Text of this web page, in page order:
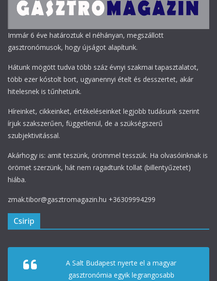
Immár 6 éve határoztuk el néhányan, megszállott
gasztronómusok, hogy újságot alapítunk.
Hátunk mögött tudva több száz évnyi szakmai tapasztalatot,
több ezer kóstolt bort, ugyanennyi ételt és desszertet, akár
hitelesnek is tűnhetünk.
Híreinket, cikkeinket, értékeléseinket legjobb tudásunk szerint
írjuk szakszerűen, függetlenül, de a szükségszerű
szubjektivitással.
Akárhogy is: amit teszünk, örömmel tesszük. Ha olvasóinknak is
örömet szerzünk, hát nem ragadtunk tollat (billentyűzetet)
hiába.
zmak.tibor@gasztromagazin.hu +36309994299
Csirip
A Salt Budapest nyerte el a magyar
gasztronómia egyik legrangosabb